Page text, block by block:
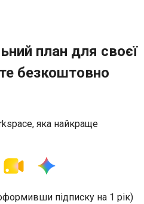
план для своєї
безкоштовно
яка найкраще
підписку на 1 рік)